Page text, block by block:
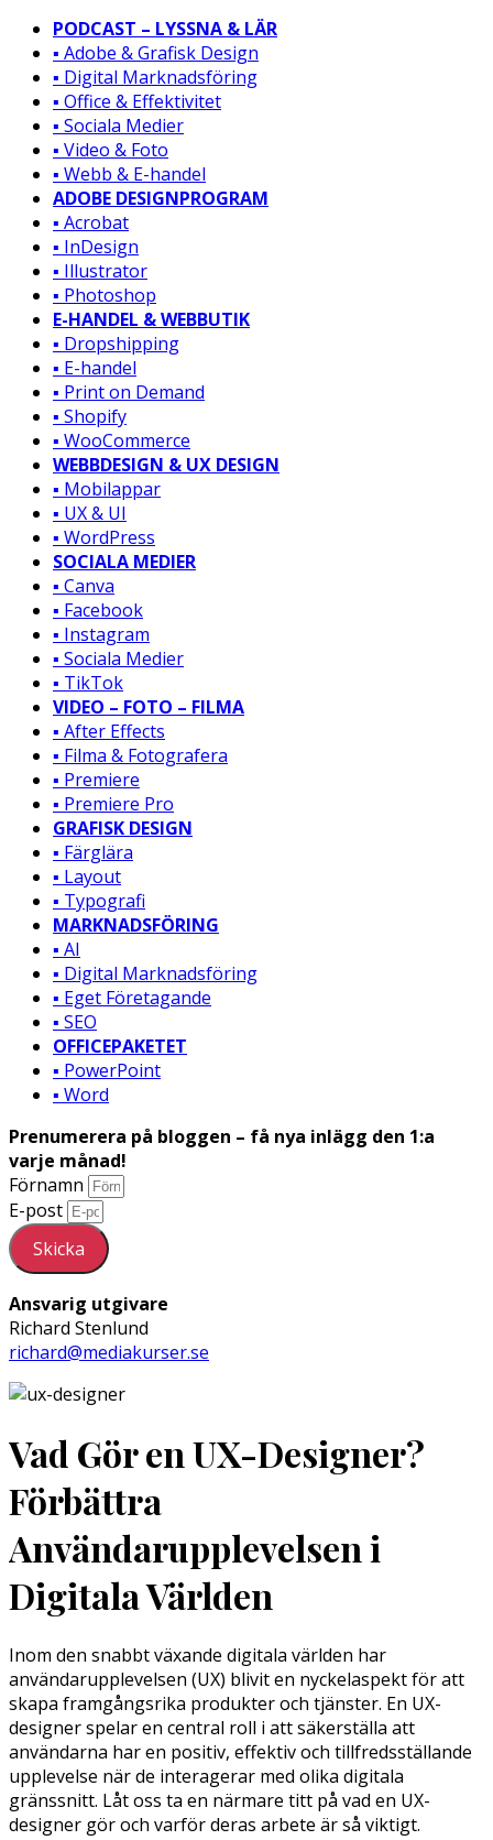
PODCAST – LYSSNA & LÄR
▪️ Adobe & Grafisk Design
▪️ Digital Marknadsföring
▪️ Office & Effektivitet
▪️ Sociala Medier
▪️ Video & Foto
▪️ Webb & E-handel
ADOBE DESIGNPROGRAM
▪️ Acrobat
▪️ InDesign
▪️ Illustrator
▪️ Photoshop
E-HANDEL & WEBBUTIK
▪️ Dropshipping
▪️ E-handel
▪️ Print on Demand
▪️ Shopify
▪️ WooCommerce
WEBBDESIGN & UX DESIGN
▪️ Mobilappar
▪️ UX & UI
▪️ WordPress
SOCIALA MEDIER
▪️ Canva
▪️ Facebook
▪️ Instagram
▪️ Sociala Medier
▪️ TikTok
VIDEO – FOTO – FILMA
▪️ After Effects
▪️ Filma & Fotografera
▪️ Premiere
▪️ Premiere Pro
GRAFISK DESIGN
▪️ Färglära
▪️ Layout
▪️ Typografi
MARKNADSFÖRING
▪️ AI
▪️ Digital Marknadsföring
▪️ Eget Företagande
▪️ SEO
OFFICEPAKETET
▪️ PowerPoint
▪️ Word
Prenumerera på bloggen – få nya inlägg den 1:a
varje månad!
Förnamn
E-post
Skicka
Ansvarig utgivare
Richard Stenlund
richard@mediakurser.se
Vad Gör en UX-Designer?
Förbättra
Användarupplevelsen i
Digitala Världen
Inom den snabbt växande digitala världen har
användarupplevelsen (UX) blivit en nyckelaspekt för att
skapa framgångsrika produkter och tjänster. En UX-
designer spelar en central roll i att säkerställa att
användarna har en positiv, effektiv och tillfredsställande
upplevelse när de interagerar med olika digitala
gränssnitt. Låt oss ta en närmare titt på vad en UX-
designer gör och varför deras arbete är så viktigt.